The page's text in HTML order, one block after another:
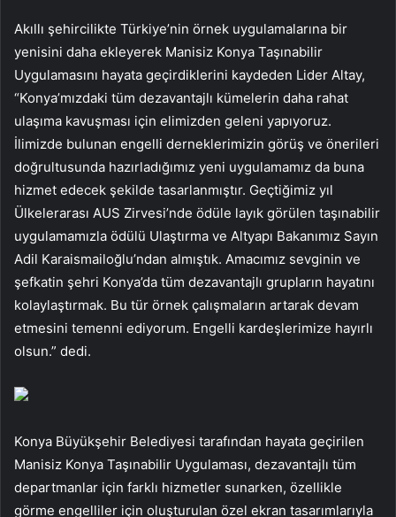
Akıllı şehircilikte Türkiye’nin örnek uygulamalarına bir
yenisini daha ekleyerek Manisiz Konya Taşınabilir
Uygulamasını hayata geçirdiklerini kaydeden Lider Altay,
“Konya’mızdaki tüm dezavantajlı kümelerin daha rahat
ulaşıma kavuşması için elimizden geleni yapıyoruz.
İlimizde bulunan engelli derneklerimizin görüş ve önerileri
doğrultusunda hazırladığımız yeni uygulamamız da buna
hizmet edecek şekilde tasarlanmıştır. Geçtiğimiz yıl
Ülkelerarası AUS Zirvesi’nde ödüle layık görülen taşınabilir
uygulamamızla ödülü Ulaştırma ve Altyapı Bakanımız Sayın
Adil Karaismailoğlu’ndan almıştık. Amacımız sevginin ve
şefkatin şehri Konya’da tüm dezavantajlı grupların hayatını
kolaylaştırmak. Bu tür örnek çalışmaların artarak devam
etmesini temenni ediyorum. Engelli kardeşlerimize hayırlı
olsun.” dedi.
Konya Büyükşehir Belediyesi tarafından hayata geçirilen
Manisiz Konya Taşınabilir Uygulaması, dezavantajlı tüm
departmanlar için farklı hizmetler sunarken, özellikle
görme engelliler için oluşturulan özel ekran tasarımlarıyla